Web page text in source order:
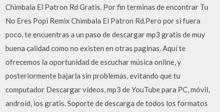
Chimbala El Patron Rd Gratis. Por fin terminas de encontrar Tu
No Eres Popi Remix Chimbala El Patron Rd.Pero por si fuera
poco, te encuentras a un paso de descargar mp3 gratis de muy
buena calidad como no existen en otras paginas. Aquí te
ofrecemos la oportunidad de escuchar música online, y
posteriormente bajarla sin problemas, evitando que tu
computador Descargar vídeos, mp3 de YouTube para PC, móvil,
android, ios gratis. Soporte de descarga de todos los formatos